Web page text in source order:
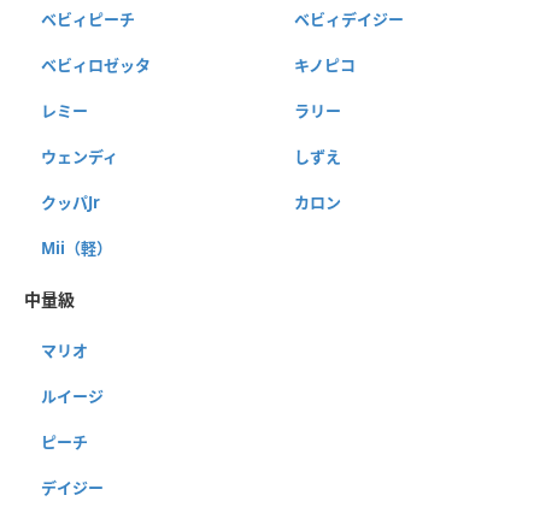
ベビィピーチ ベビィデイジー
ベビィロゼッタ キノピコ
レミー ラリー
ウェンディ しずえ
クッパJr カロン
Mii（軽）
中量級
マリオ
ルイージ
ピーチ
デイジー